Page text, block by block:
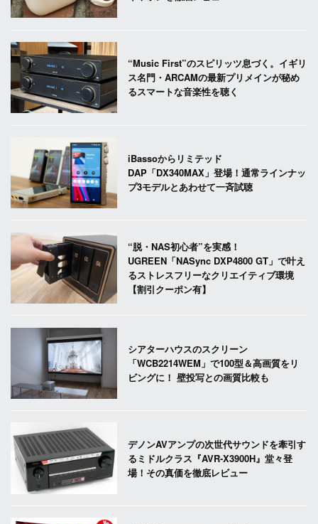
“Music First”のスピリッツ息づく。イギリ
ス名門・ARCAMの最新プリメインが秘め
るスマートな音楽性を聴く
iBassoからリミテッド
DAP「DX340MAX」登場！通常ラインナッ
プ3モデルとあわせて一斉試聴
“脱・NAS初心者”を実感！
UGREEN「NASync DXP4800 GT」で叶え
るストレスフリーなクリエイティブ環境
【割引クーポン有】
シアターハウスのスクリーン
「WCB2214WEM」で100型＆高画質をリ
ビングに！ 壁投写との画質比較も
デノンAVアンプの次世代サウンドを牽引す
るミドルクラス『AVR-X3900H』堂々登
場！その真価を徹底レビュー